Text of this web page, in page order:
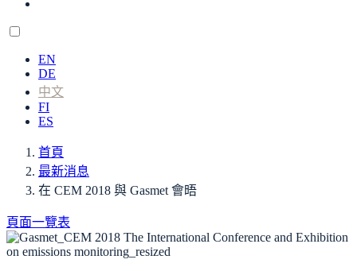
EN
DE
中文
FI
ES
首頁
最新消息
在 CEM 2018 與 Gasmet 會晤
頁面一覽表